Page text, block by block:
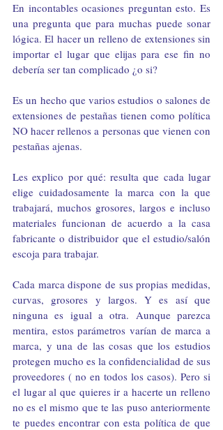
En incontables ocasiones preguntan esto. Es
una pregunta que para muchas puede sonar
lógica. El hacer un relleno de extensiones sin
importar el lugar que elijas para ese fin no
debería ser tan complicado ¿o si?
Es un hecho que varios estudios o salones de
extensiones de pestañas tienen como política
NO hacer rellenos a personas que vienen con
pestañas ajenas.
Les explico por qué: resulta que cada lugar
elige cuidadosamente la marca con la que
trabajará, muchos grosores, largos e incluso
materiales funcionan de acuerdo a la casa
fabricante o distribuidor que el estudio/salón
escoja para trabajar.
Cada marca dispone de sus propias medidas,
curvas, grosores y largos. Y es así que
ninguna es igual a otra. Aunque parezca
mentira, estos parámetros varían de marca a
marca, y una de las cosas que los estudios
protegen mucho es la confidencialidad de sus
proveedores ( no en todos los casos). Pero si
el lugar al que quieres ir a hacerte un relleno
no es el mismo que te las puso anteriormente
te puedes encontrar con esta política de que